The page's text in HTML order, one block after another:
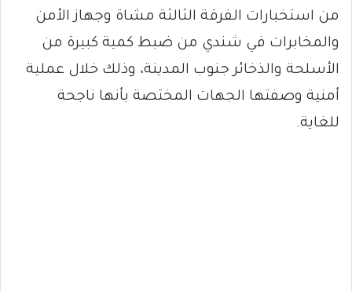
من استخبارات الفرقة الثالثة مشاة وجهاز الأمن
والمخابرات في شندي من ضبط كمية كبيرة من
الأسلحة والذخائر جنوب المدينة، وذلك خلال عملية
أمنية وصفتها الجهات المختصة بأنها ناجحة
للغاية.